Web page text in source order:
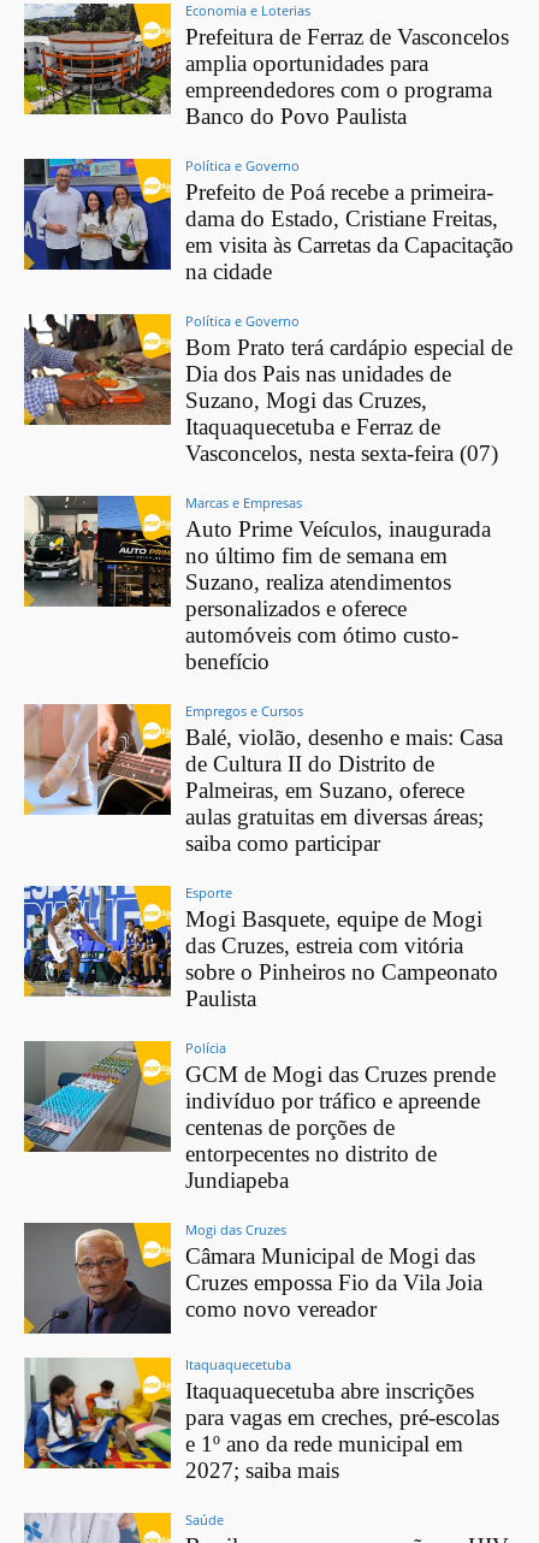
Economia e Loterias
Prefeitura de Ferraz de Vasconcelos
amplia oportunidades para
empreendedores com o programa
Banco do Povo Paulista
Política e Governo
Prefeito de Poá recebe a primeira-
dama do Estado, Cristiane Freitas,
em visita às Carretas da Capacitação
na cidade
Política e Governo
Bom Prato terá cardápio especial de
Dia dos Pais nas unidades de
Suzano, Mogi das Cruzes,
Itaquaquecetuba e Ferraz de
Vasconcelos, nesta sexta-feira (07)
Marcas e Empresas
Auto Prime Veículos, inaugurada
no último fim de semana em
Suzano, realiza atendimentos
personalizados e oferece
automóveis com ótimo custo-
benefício
Empregos e Cursos
Balé, violão, desenho e mais: Casa
de Cultura II do Distrito de
Palmeiras, em Suzano, oferece
aulas gratuitas em diversas áreas;
saiba como participar
Esporte
Mogi Basquete, equipe de Mogi
das Cruzes, estreia com vitória
sobre o Pinheiros no Campeonato
Paulista
Polícia
GCM de Mogi das Cruzes prende
indivíduo por tráfico e apreende
centenas de porções de
entorpecentes no distrito de
Jundiapeba
Mogi das Cruzes
Câmara Municipal de Mogi das
Cruzes empossa Fio da Vila Joia
como novo vereador
Itaquaquecetuba
Itaquaquecetuba abre inscrições
para vagas em creches, pré-escolas
e 1º ano da rede municipal em
2027; saiba mais
Saúde